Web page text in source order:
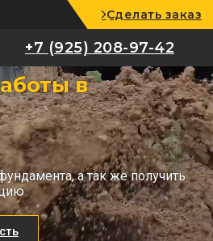
+7 (925) 208-97-42
Сделать заказ
+7 (925) 208-97-42
в
а так же получить